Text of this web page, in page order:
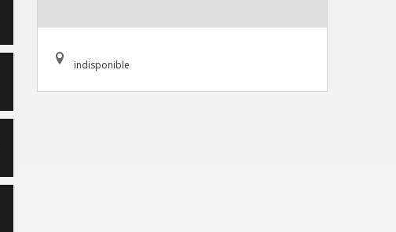
indisponible